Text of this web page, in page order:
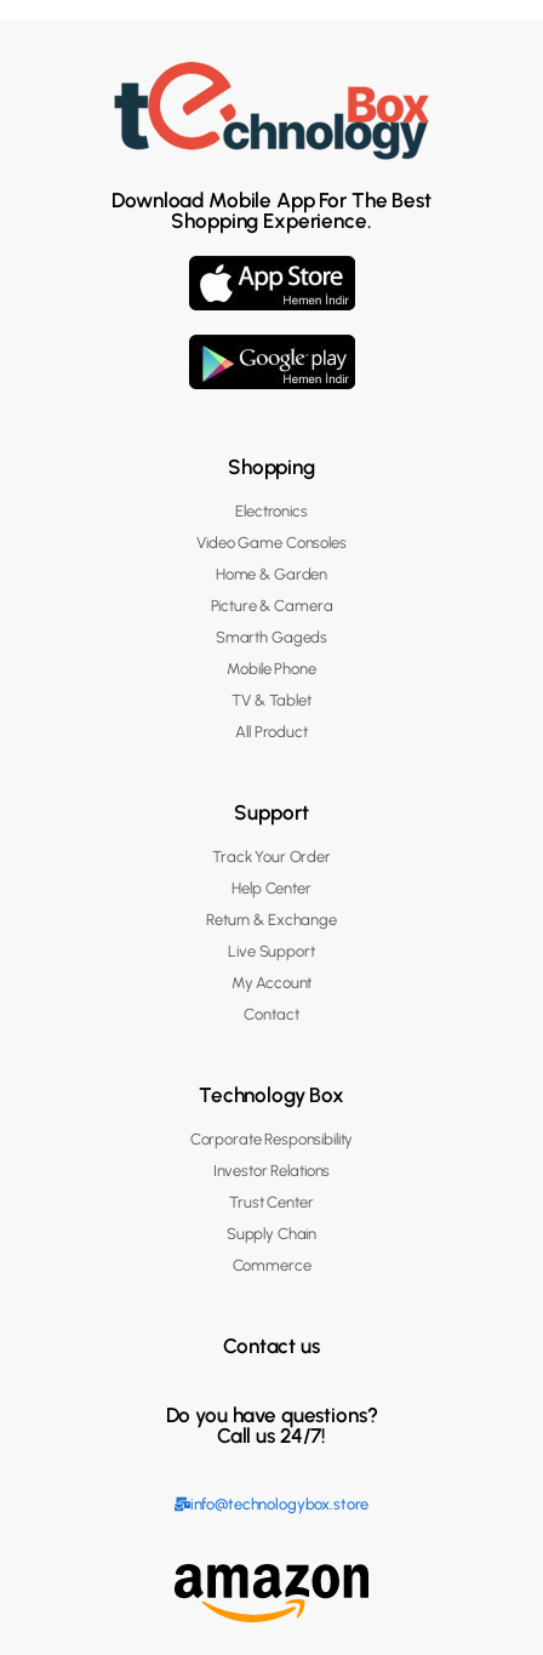
Download Mobile App For The Best
Shopping Experience.
Shopping
Electronics
Video Game Consoles
Home & Garden
Picture & Camera
Smarth Gageds
Mobile Phone
TV & Tablet
All Product
Support
Track Your Order
Help Center
Return & Exchange
Live Support
My Account
Contact
Technology Box
Corporate Responsibility
Investor Relations
Trust Center
Supply Chain
Commerce
Contact us
Do you have questions?
Call us 24/7!
info@technologybox.store